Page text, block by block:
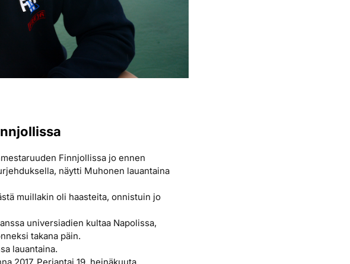
Finnjollissa jo ennen
näytti Muhonen lauantaina
muillakin oli haasteita, onnistuin jo
universiadien kultaa Napolissa,
takana päin.
lauantaina.
2017. Perjantai 19. heinäkuuta